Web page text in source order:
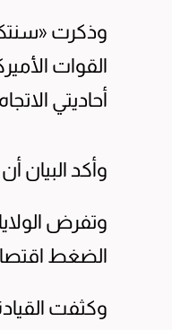
وذكرت
القوات
أحاديتي
وأكد البيان
الضغط
وكثفت